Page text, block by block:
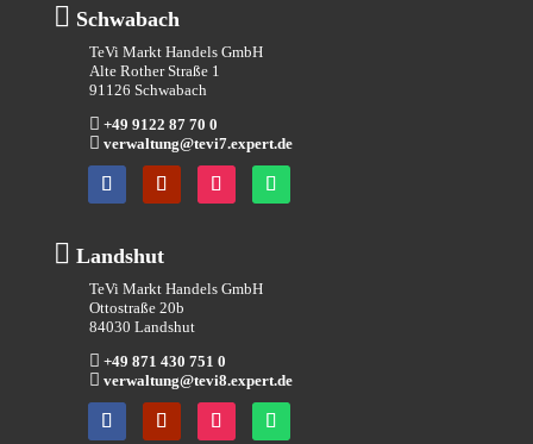
 Schwabach
TeVi Markt Handels GmbH
Alte Rother Straße 1
91126 Schwabach
 +49 9122 87 70 0
 verwaltung@tevi7.expert.de
 Landshut
TeVi Markt Handels GmbH
Ottostraße 20b
84030 Landshut
 +49 871 430 751 0
 verwaltung@tevi8.expert.de